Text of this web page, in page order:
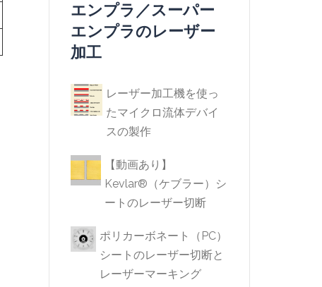
エンプラ／スーパー
エンプラのレーザー
加工
レーザー加工機を使っ
たマイクロ流体デバイ
スの製作
【動画あり】
Kevlar®（ケブラー）シ
ートのレーザー切断
ポリカーボネート（PC）
シートのレーザー切断と
レーザーマーキング